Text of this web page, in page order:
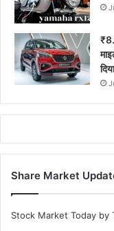
Share Market
Stock Market Today by